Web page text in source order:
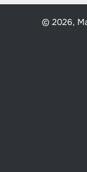
© 2026,